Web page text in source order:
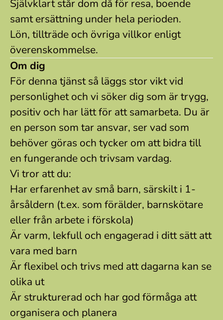
Självklart står dom då för resa, boende
samt ersättning under hela perioden.
Lön, tillträde och övriga villkor enligt
överenskommelse.
Om dig
För denna tjänst så läggs stor vikt vid
personlighet och vi söker dig som är trygg,
positiv och har lätt för att samarbeta. Du är
en person som tar ansvar, ser vad som
behöver göras och tycker om att bidra till
en fungerande och trivsam vardag.
Vi tror att du:
Har erfarenhet av små barn, särskilt i 1-
årsåldern (t.ex. som förälder, barnskötare
eller från arbete i förskola)
Är varm, lekfull och engagerad i ditt sätt att
vara med barn
Är flexibel och trivs med att dagarna kan se
olika ut
Är strukturerad och har god förmåga att
organisera och planera